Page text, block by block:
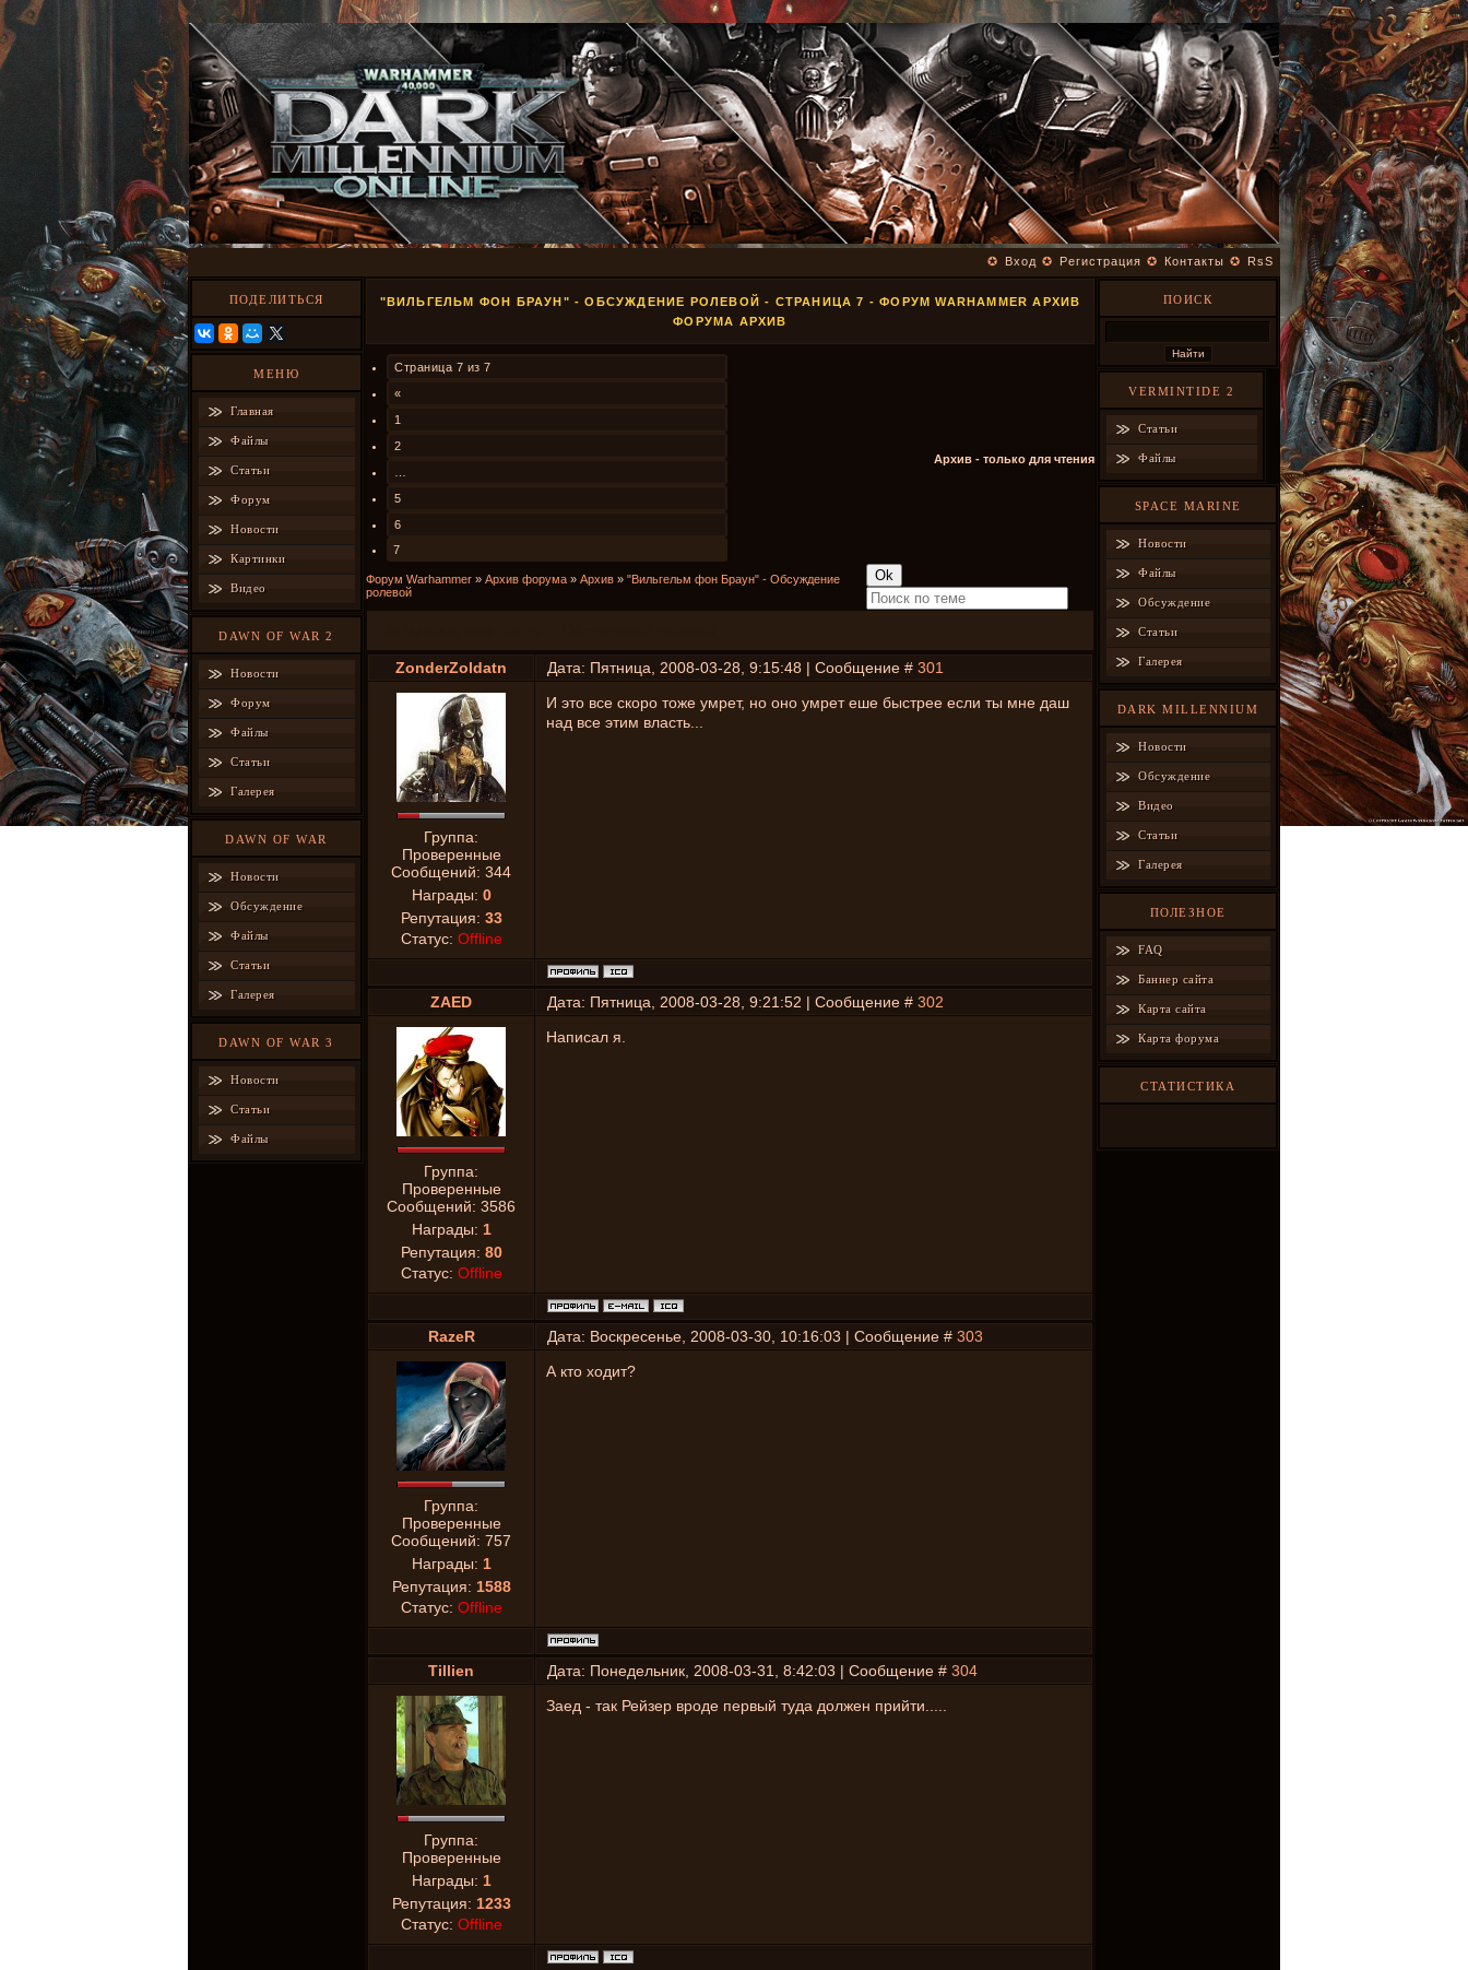
✪ Вход ✪ Регистрация ✪ Контакты ✪ RsS
ПОДЕЛИТЬСЯ
МЕНЮ
Главная
Файлы
Статьи
Форум
Новости
Картинки
Видео
DAWN OF WAR 2
Новости
Форум
Файлы
Статьи
Галерея
DAWN OF WAR
Новости
Обсуждение
Файлы
Статьи
Галерея
DAWN OF WAR 3
Новости
Статьи
Файлы
"ВИЛЬГЕЛЬМ ФОН БРАУН" - ОБСУЖДЕНИЕ РОЛЕВОЙ - СТРАНИЦА 7 - ФОРУМ WARHAMMER АРХИВ
ФОРУМА АРХИВ
Страница 7 из 7
«
1
2
5
6
7
Архив - только для чтения
Форум Warhammer » Архив форума » Архив » "Вильгельм фон Браун" - Обсуждение
ролевой
ZonderZoldatn Дата: Пятница, 2008-03-28, 9:15:48 | Сообщение # 301
Группа:
Проверенные
Сообщений: 344
Награды: 0
Репутация: 33
Статус: Offline
И это все скоро тоже умрет, но оно умрет еше быстрее если ты мне даш
над все этим власть...
ZAED Дата: Пятница, 2008-03-28, 9:21:52 | Сообщение # 302
Группа:
Проверенные
Сообщений: 3586
Награды: 1
Репутация: 80
Статус: Offline
Написал я.
RazeR Дата: Воскресенье, 2008-03-30, 10:16:03 | Сообщение # 303
Группа:
Проверенные
Сообщений: 757
Награды: 1
Репутация: 1588
Статус: Offline
А кто ходит?
Tillien Дата: Понедельник, 2008-03-31, 8:42:03 | Сообщение # 304
Группа:
Проверенные
Награды: 1
Репутация: 1233
Статус: Offline
Заед - так Рейзер вроде первый туда должен прийти.....
ПОИСК
VERMINTIDE 2
Статьи
Файлы
SPACE MARINE
Новости
Файлы
Обсуждение
Статьи
Галерея
DARK MILLENNIUM
Новости
Обсуждение
Видео
Статьи
Галерея
ПОЛЕЗНОЕ
FAQ
Баннер сайта
Карта сайта
Карта форума
СТАТИСТИКА